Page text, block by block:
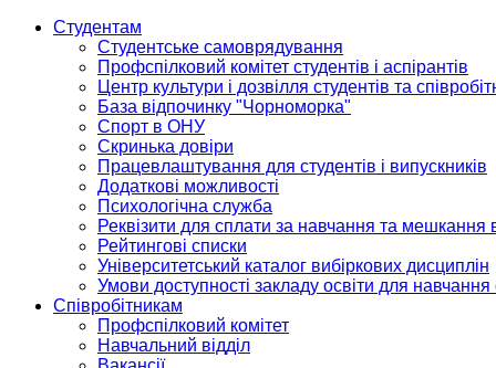
Студентам
Студентське самоврядування
Профспілковий комітет студентів і аспірантів
Центр культури і дозвілля студентів та
База відпочинку "Чорноморка"
Спорт в ОНУ
Скринька довіри
Працевлаштування для студентів і випускників
Додаткові можливості
Психологічна служба
Реквізити для сплати за навчання та мешкання
Рейтингові списки
Університетський каталог вибіркових дисциплін
Умови доступності закладу освіти для
Співробітникам
Профспілковий комітет
Навчальний відділ